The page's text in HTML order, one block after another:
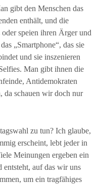
gibt den Menschen das
enthält, und die
speien ihren Ärger und
„Smartphone“, das sie
und sie inszenieren
Man gibt ihnen die
Antidemokraten
da schauen wir doch nur
zu tun? Ich glaube,
erscheint, lebt jeder in
Meinungen ergeben ein
entsteht, auf das wir uns
um ein tragfähiges